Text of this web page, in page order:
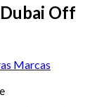
Off
Marcas